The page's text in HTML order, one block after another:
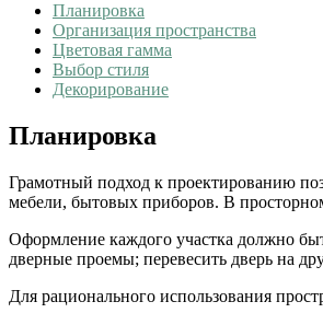
Планировка
Организация пространства
Цветовая гамма
Выбор стиля
Декорирование
Планировка
Грамотный подход к проектированию
мебели, бытовых приборов. В
Оформление каждого участка должно
дверные проемы; перевесить дверь на
Для рационального использования